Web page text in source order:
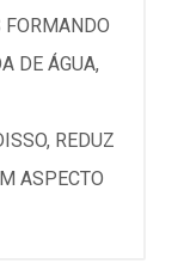
FORMANDO
DE ÁGUA,
REDUZ
ASPECTO